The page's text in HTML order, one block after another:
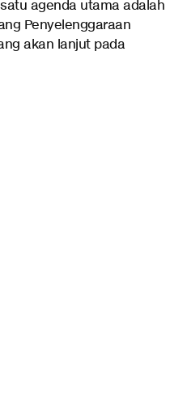
agenda utama adalah
Penyelenggaraan
akan lanjut pada